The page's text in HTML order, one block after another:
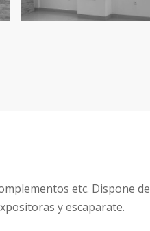
etc. Dispone de
y escaparate.